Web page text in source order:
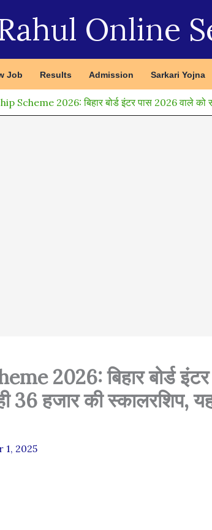
Online
Job Results Admission Sarkari Yojna
Scheme 2026: बिहार बोर्ड इंटर पास 2026 वाले
2026: बिहार बोर्ड इंटर
36 हजार की स्कालरशिप,
1, 2025